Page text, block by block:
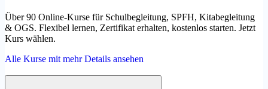
Über 90 Online-Kurse für Schulbegleitung, SPFH, Kitabegleitung
& OGS. Flexibel lernen, Zertifikat erhalten, kostenlos starten. Jetzt
Kurs wählen.
Alle Kurse mit mehr Details ansehen